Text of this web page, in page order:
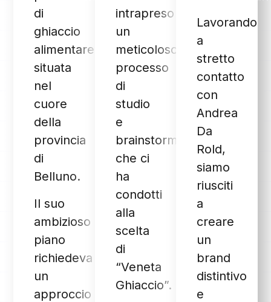
di
ghiaccio
alimentare,
situata
nel
cuore
della
provincia
di
Belluno.
Il suo
ambizioso
piano
richiedeva
un
approccio
intrapreso
un
meticoloso
processo
di
studio
e
brainstorming,
che ci
ha
condotti
alla
scelta
di
“Veneta
Ghiaccio”.
Lavorando
a
stretto
contatto
con
Andrea
Da
Rold,
siamo
riusciti
a
creare
un
brand
distintivo
e